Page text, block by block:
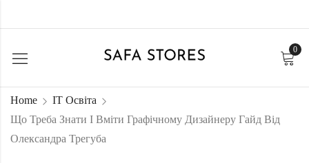
0
Home
IT Освіта
Що Треба Знати І Вміти Графічному Дизайнеру Гайд Від
Олександра Трегуба